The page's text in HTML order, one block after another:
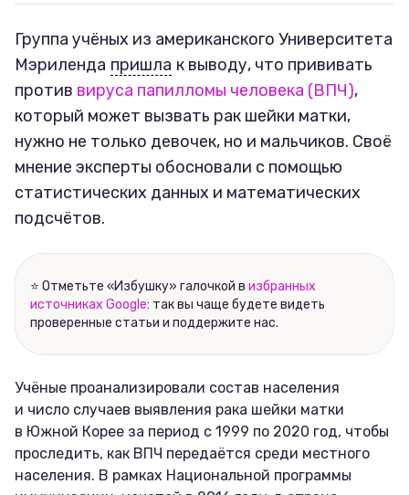
Ваши истории
Соцсети
Группа учёных из американского Университета
Мэриленда пришла к выводу, что прививать
против вируса папилломы человека (ВПЧ),
который может вызвать рак шейки матки,
нужно не только девочек, но и мальчиков. Своё
мнение эксперты обосновали с помощью
статистических данных и математических
подсчётов.
⭐ Отметьте «Избушку» галочкой в избранных
источниках Google: так вы чаще будете видеть
проверенные статьи и поддержите нас.
Учёные проанализировали состав населения
и число случаев выявления рака шейки матки
в Южной Корее за период с 1999 по 2020 год, чтобы
проследить, как ВПЧ передаётся среди местного
населения. В рамках Национальной программы